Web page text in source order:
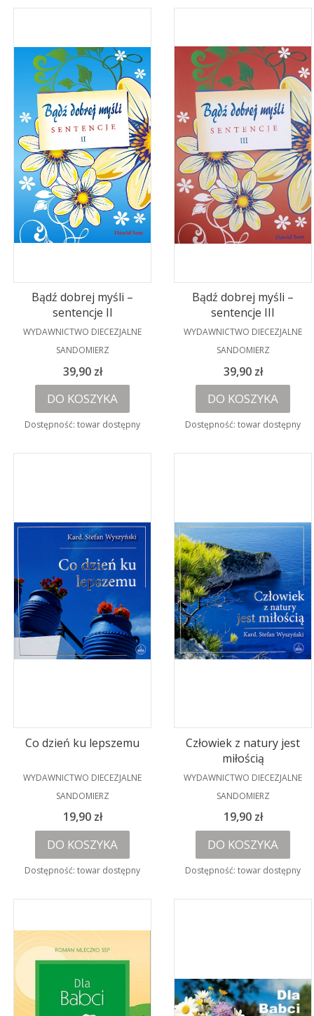
Bądź dobrej myśli –
sentencje II
PRODUCENT
WYDAWNICTWO DIECEZJALNE
SANDOMIERZ
Cena
39,90 zł
DO KOSZYKA
Dostępność: towar dostępny
Bądź dobrej myśli –
sentencje III
PRODUCENT
WYDAWNICTWO DIECEZJALNE
SANDOMIERZ
Cena
39,90 zł
DO KOSZYKA
Dostępność: towar dostępny
Co dzień ku lepszemu
PRODUCENT
WYDAWNICTWO DIECEZJALNE
SANDOMIERZ
Cena
19,90 zł
DO KOSZYKA
Dostępność: towar dostępny
Człowiek z natury jest
miłością
PRODUCENT
WYDAWNICTWO DIECEZJALNE
SANDOMIERZ
Cena
19,90 zł
DO KOSZYKA
Dostępność: towar dostępny